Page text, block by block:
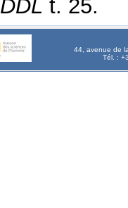
DDL t. 25.
44, avenue de
Tél. :